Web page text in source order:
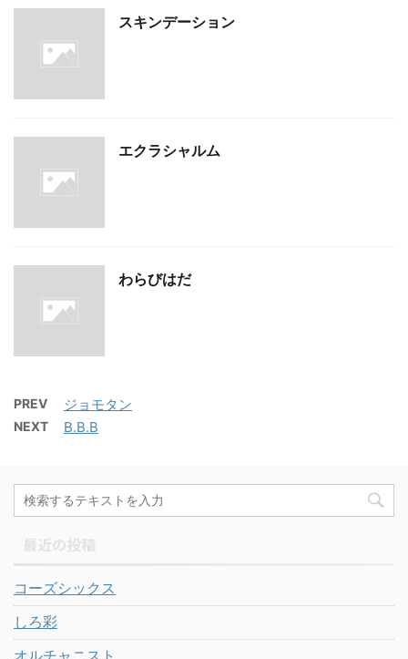
スキンデーション
エクラシャルム
わらびはだ
PREV ジョモタン
NEXT B.B.B
コーズシックス
しろ彩
オルチャニスト